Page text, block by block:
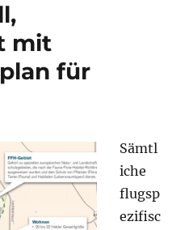
mit
für
Sämtl
iche
flugsp
ezifisc